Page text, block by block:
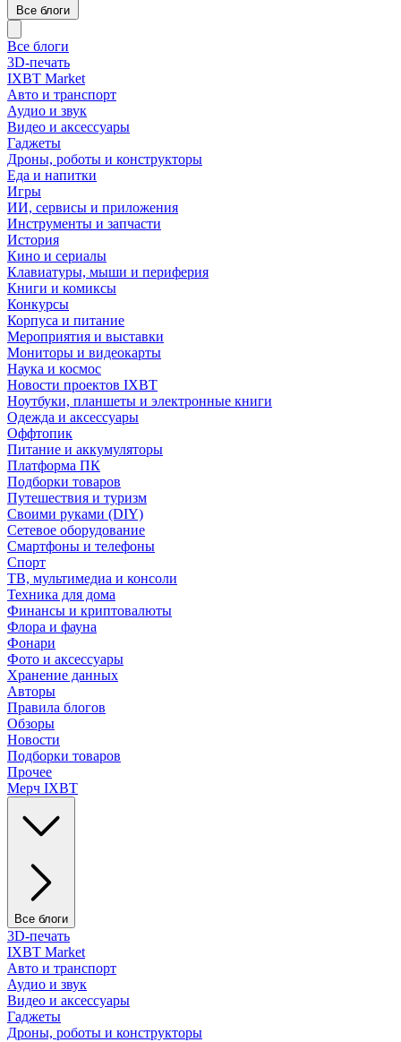
Все блоги
Все блоги
3D-печать
IXBT Market
Авто и транспорт
Аудио и звук
Видео и аксессуары
Гаджеты
Дроны, роботы и конструкторы
Еда и напитки
Игры
ИИ, сервисы и приложения
Инструменты и запчасти
История
Кино и сериалы
Клавиатуры, мыши и периферия
Книги и комиксы
Конкурсы
Корпуса и питание
Мероприятия и выставки
Мониторы и видеокарты
Наука и космос
Новости проектов IXBT
Ноутбуки, планшеты и электронные книги
Одежда и аксессуары
Оффтопик
Питание и аккумуляторы
Платформа ПК
Подборки товаров
Путешествия и туризм
Своими руками (DIY)
Сетевое оборудование
Смартфоны и телефоны
Спорт
ТВ, мультимедиа и консоли
Техника для дома
Финансы и криптовалюты
Флора и фауна
Фонари
Фото и аксессуары
Хранение данных
Авторы
Правила блогов
Обзоры
Новости
Подборки товаров
Прочее
Мерч IXBT
Все блоги
3D-печать
IXBT Market
Авто и транспорт
Аудио и звук
Видео и аксессуары
Гаджеты
Дроны, роботы и конструкторы